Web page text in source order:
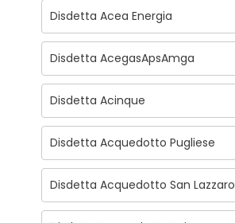
Disdetta Acea Energia
Disdetta AcegasApsAmga
Disdetta Acinque
Disdetta Acquedotto Pugliese
Disdetta Acquedotto San Lazzaro